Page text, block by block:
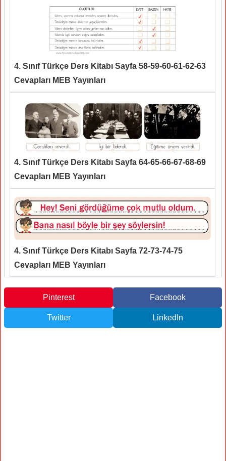
4. Sınıf Türkçe Ders Kitabı Sayfa 58-59-60-61-62-63
Cevapları MEB Yayınları
4. Sınıf Türkçe Ders Kitabı Sayfa 64-65-66-67-68-69
Cevapları MEB Yayınları
4. Sınıf Türkçe Ders Kitabı Sayfa 72-73-74-75
Cevapları MEB Yayınları
Pinterest Facebook
Twitter LinkedIn